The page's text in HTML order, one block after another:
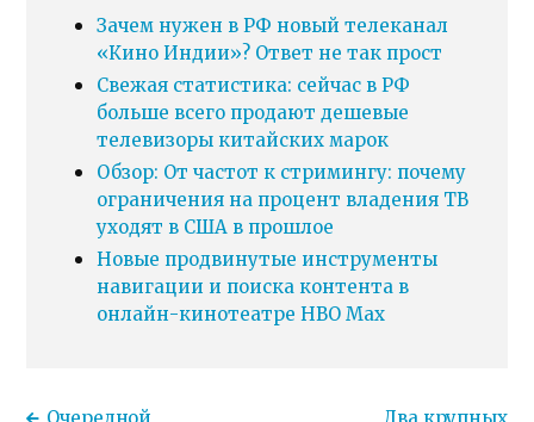
Зачем нужен в РФ новый телеканал
«Кино Индии»? Ответ не так прост
Свежая статистика: сейчас в РФ
больше всего продают дешевые
телевизоры китайских марок
Обзор: От частот к стримингу: почему
ограничения на процент владения ТВ
уходят в США в прошлое
Новые продвинутые инструменты
навигации и поиска контента в
онлайн-кинотеатре HBO Max